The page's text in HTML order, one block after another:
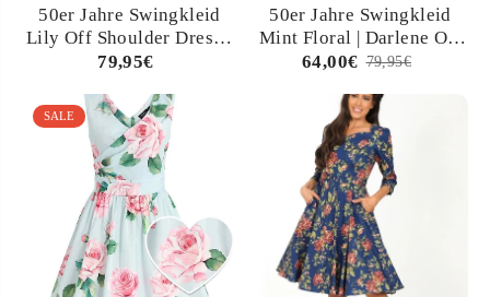
kostenfreier Versand ab 75 €
authentischer Retro-Style für individuelle
Fühl Dich wieder wie eine Stil-Ikone –
entdecke jetzt Deine
Damen Vintage
Kleiderund tanz im Retro-Rhythmus!
Entdecke weitere Artikel wie Blusen und
Tops, Jacken und Mäntel sowie Schuhe
50er Jahre Swingkleid
Lily Off Shoulder Dress -
Lila Rosenprint
79,95€
50er Jahre Swingkleid
Mint Floral | Darlene Off
Shoulder Dress
64,00€ 79,95€
SALE